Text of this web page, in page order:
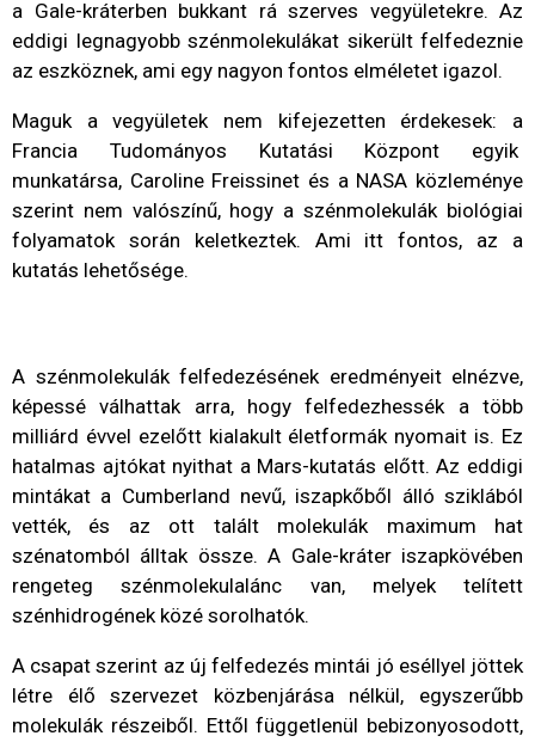
a Gale-kráterben bukkant rá szerves vegyületekre. Az
eddigi legnagyobb szénmolekulákat sikerült felfedeznie
az eszköznek, ami egy nagyon fontos elméletet igazol.
Maguk a vegyületek nem kifejezetten érdekesek: a
Francia Tudományos Kutatási Központ egyik
munkatársa, Caroline Freissinet és a NASA közleménye
szerint nem valószínű, hogy a szénmolekulák biológiai
folyamatok során keletkeztek. Ami itt fontos, az a
kutatás lehetősége.
A szénmolekulák felfedezésének eredményeit elnézve,
képessé válhattak arra, hogy felfedezhessék a több
milliárd évvel ezelőtt kialakult életformák nyomait is. Ez
hatalmas ajtókat nyithat a Mars-kutatás előtt. Az eddigi
mintákat a Cumberland nevű, iszapkőből álló sziklából
vették, és az ott talált molekulák maximum hat
szénatomból álltak össze. A Gale-kráter iszapkövében
rengeteg szénmolekulalánc van, melyek telített
szénhidrogének közé sorolhatók.
A csapat szerint az új felfedezés mintái jó eséllyel jöttek
létre élő szervezet közbenjárása nélkül, egyszerűbb
molekulák részeiből. Ettől függetlenül bebizonyosodott,